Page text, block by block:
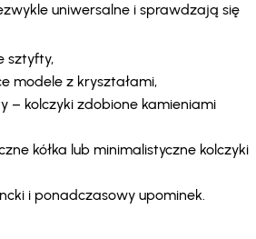
uniwersalne i sprawdzają się
sztyfty,
modele z kryształami,
– kolczyki zdobione kamieniami
kółka lub minimalistyczne kolczyki
i ponadczasowy upominek.